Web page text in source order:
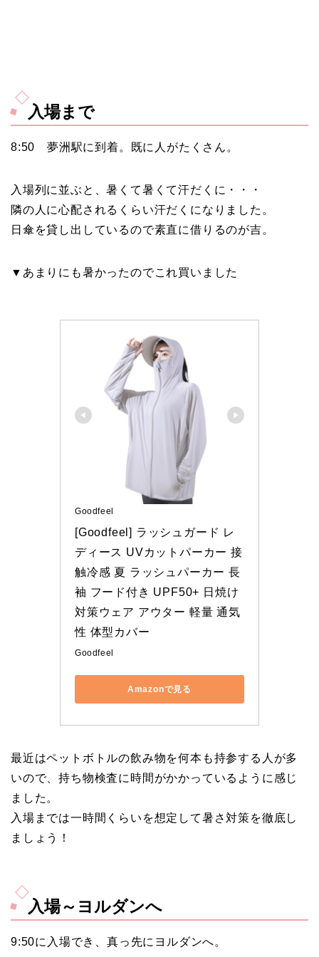
入場まで
8:50 夢洲駅に到着。既に人がたくさん。
入場列に並ぶと、暑くて暑くて汗だくに・・・
隣の人に心配されるくらい汗だくになりました。
日傘を貸し出しているので素直に借りるのが吉。
▼あまりにも暑かったのでこれ買いました
Goodfeel
[Goodfeel] ラッシュガード レ
ディース UVカットパーカー 接
触冷感 夏 ラッシュパーカー 長
袖 フード付き UPF50+ 日焼け
対策ウェア アウター 軽量 通気
性 体型カバー
Goodfeel
Amazonで見る
最近はペットボトルの飲み物を何本も持参する人が多
いので、持ち物検査に時間がかかっているように感じ
ました。
入場までは一時間くらいを想定して暑さ対策を徹底し
ましょう！
入場～ヨルダンへ
9:50に入場でき、真っ先にヨルダンへ。